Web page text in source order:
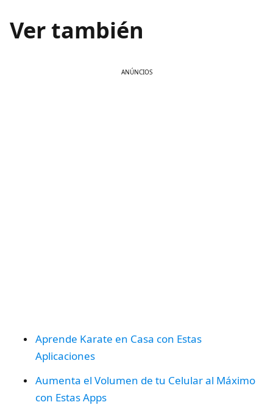
Ver también
ANÚNCIOS
Aprende Karate en Casa con Estas
Aplicaciones
Aumenta el Volumen de tu Celular al Máximo
con Estas Apps